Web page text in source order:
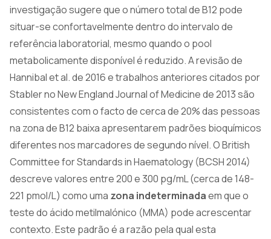
investigação sugere que o número total de B12 pode
situar-se confortavelmente dentro do intervalo de
referência laboratorial, mesmo quando o pool
metabolicamente disponível é reduzido. A revisão de
Hannibal et al. de 2016 e trabalhos anteriores citados por
Stabler no New England Journal of Medicine de 2013 são
consistentes com o facto de cerca de 20% das pessoas
na zona de B12 baixa apresentarem padrões bioquímicos
diferentes nos marcadores de segundo nível. O British
Committee for Standards in Haematology (BCSH 2014)
descreve valores entre 200 e 300 pg/mL (cerca de 148-
221 pmol/L) como uma zona indeterminadaem que o
teste do ácido metilmalónico (MMA) pode acrescentar
contexto. Este padrão é a razão pela qual esta